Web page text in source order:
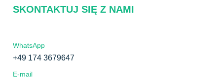
SKONTAKTUJ SIĘ Z NAMI
WhatsApp
+49 174 3679647
E-mail